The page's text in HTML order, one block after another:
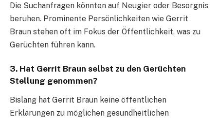
Die Suchanfragen könnten auf Neugier oder Besorgnis
beruhen. Prominente Persönlichkeiten wie Gerrit
Braun stehen oft im Fokus der Öffentlichkeit, was zu
Gerüchten führen kann.
3. Hat Gerrit Braun selbst zu den Gerüchten
Stellung genommen?
Bislang hat Gerrit Braun keine öffentlichen
Erklärungen zu möglichen gesundheitlichen